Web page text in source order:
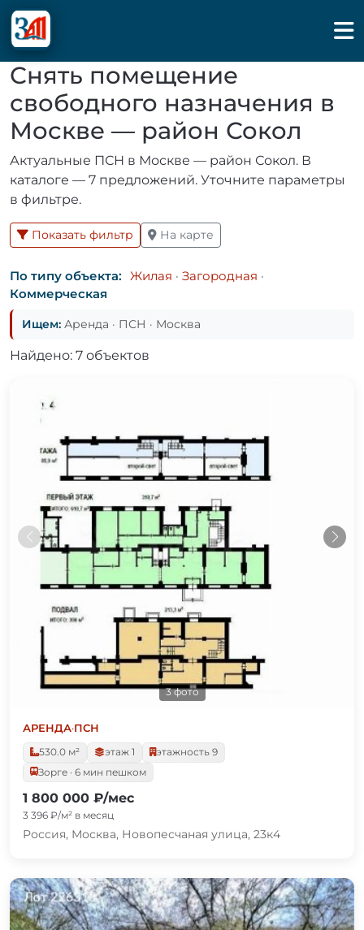
Снять помещение
свободного назначения в
Москве — район Сокол
Актуальные ПСН в Москве — район Сокол. В
каталоге — 7 предложений. Уточните параметры
в фильтре.
Показать фильтр На карте
По типу объекта: Жилая · Загородная ·
Коммерческая
Ищем: Аренда · ПСН · Москва
Найдено: 7 объектов
3 фото
АРЕНДА·ПСН
530.0 м²
этаж 1
этажность 9
Зорге · 6 мин пешком
1 800 000 ₽/мес
3 396 ₽/м² в месяц
Россия, Москва, Новопесчаная улица, 23к4